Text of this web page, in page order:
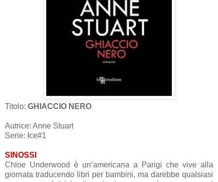
Titolo: GHIACCIO NERO
Autrice: Anne Stuart
Serie: Ice#1
SINOSSI
Chloe Underwood è un’americana a Parigi che vive alla
giornata traducendo libri per bambini, ma darebbe qualsiasi